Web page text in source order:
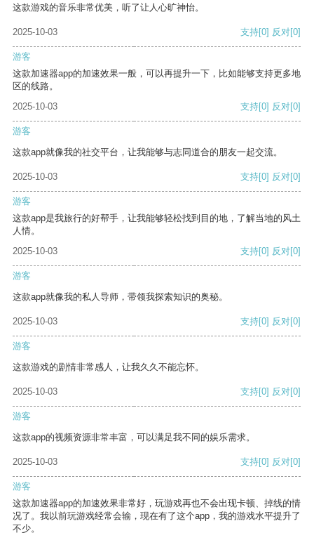
这款游戏的音乐非常优美，听了让人心旷神怡。
2025-10-03 支持[0] 反对[0]
游客
这款加速器app的加速效果一般，可以再提升一下，比如能够支持更多地
区的线路。
2025-10-03
支持[0] 反对[0]
游客
这款app就像我的社交平台，让我能够与志同道合的朋友一起交流。
2025-10-03 支持[0] 反对[0]
游客
这款app是我旅行的好帮手，让我能够轻松找到目的地，了解当地的风土
人情。
2025-10-03
支持[0] 反对[0]
游客
这款app就像我的私人导师，带领我探索知识的奥秘。
2025-10-03 支持[0] 反对[0]
游客
这款游戏的剧情非常感人，让我久久不能忘怀。
2025-10-03 支持[0] 反对[0]
游客
这款app的视频资源非常丰富，可以满足我不同的娱乐需求。
2025-10-03 支持[0] 反对[0]
游客
这款加速器app的加速效果非常好，玩游戏再也不会出现卡顿、掉线的情
况了。我以前玩游戏经常会输，现在有了这个app，我的游戏水平提升了
不少。